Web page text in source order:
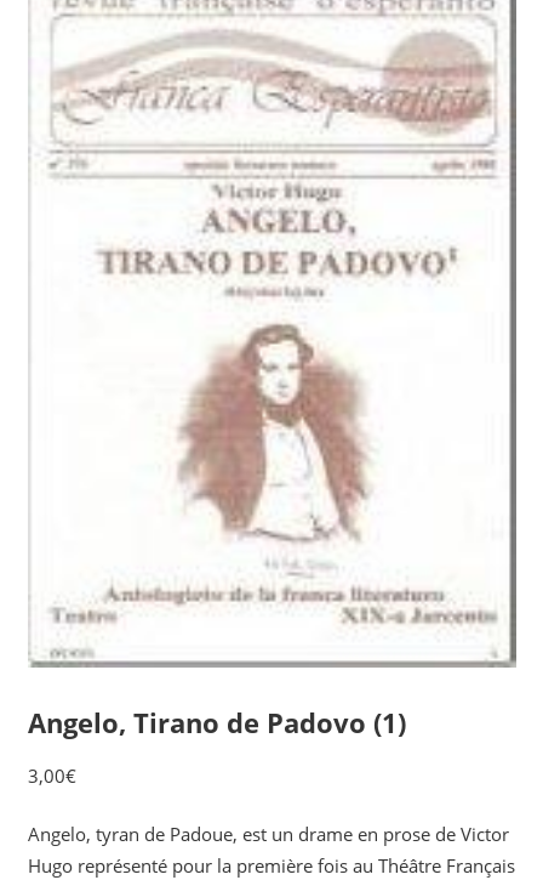
Angelo, Tirano de Padovo (1)
3,00€
Angelo, tyran de Padoue, est un drame en prose de Victor
Hugo représenté pour la première fois au Théâtre Français